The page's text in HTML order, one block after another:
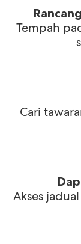
Tempah
Cari
Akses